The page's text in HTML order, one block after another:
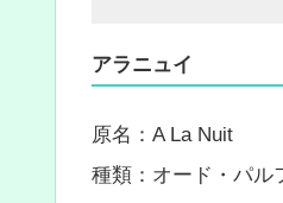
アラニュイ
原名：A La Nuit
種類：オード・パル